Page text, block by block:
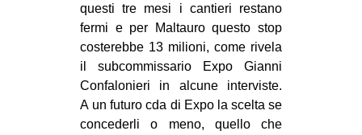
que­sti tre mesi i can­tieri restano
fermi e per Mal­tauro que­sto stop
coste­rebbe 13 milioni, come rivela
il sub­com­mis­sa­rio Expo Gianni
Con­fa­lo­nieri in alcune inter­vi­ste.
A un futuro cda di Expo la scelta se
con­ce­derli o meno, quello che